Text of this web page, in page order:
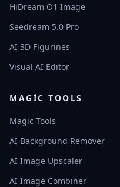
HiDream O1 Image
Seedream 5.0 Pro
AI 3D Figurines
Visual AI Editor
MAGIC TOOLS
Magic Tools
AI Background Remover
AI Image Upscaler
AI Image Combiner